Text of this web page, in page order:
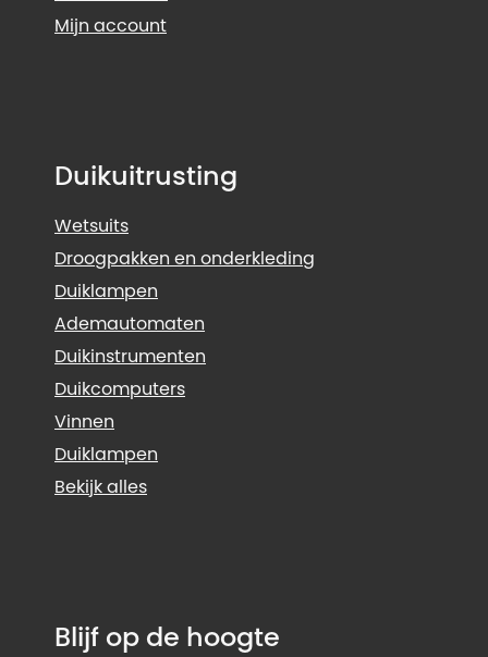
Mijn account
Duikuitrusting
Wetsuits
Droogpakken en onderkleding
Duiklampen
Ademautomaten
Duikinstrumenten
Duikcomputers
Vinnen
Duiklampen
Bekijk alles
Blijf op de hoogte